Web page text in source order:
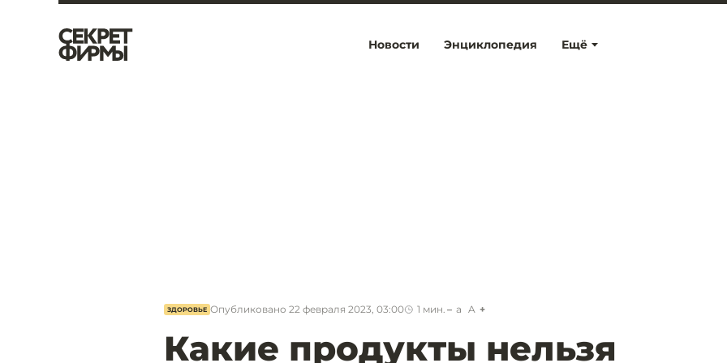
Ещё
Новости Энциклопедия
ЗДОРОВЬЕ Опубликовано 22 февраля 2023, 03:00 1 мин. a A
Какие продукты нельзя